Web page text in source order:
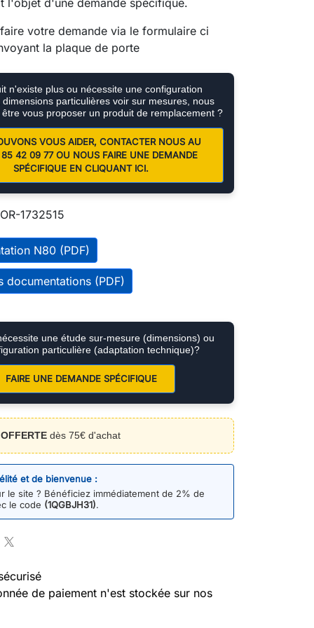
l'objet d'une demande spécifique.
votre demande via le formulaire ci
la plaque de porte
n'existe plus ou nécessite une configuration
dimensions particulières voir sur mesures, nous
vous proposer un produit de remplacement ?
VOUS AIDER, CONTACTER NOUS AU
42 09 77 OU NOUS FAIRE UNE DEMANDE
SPÉCIFIQUE EN CLIQUANT ICI.
1732515
N80 (PDF)
documentations (PDF)
une étude sur-mesure (dimensions) ou
particulière (adaptation technique)?
FAIRE UNE DEMANDE SPÉCIFIQUE
OFFERTE dès 75€ d'achat
et de bienvenue :
le site ? Bénéficiez immédiatement de 2% de
le code (1QGBJH31).
de paiement n'est stockée sur nos